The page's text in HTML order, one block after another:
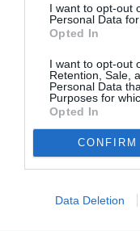
I want to opt-out
Personal Data
Opted In
I want to opt-out
Retention, Sale,
Personal Data
Purposes for
Opted In
CONFIRM
Data Deletion
Εθνικό Θέατρο
Η Ταράτσα του
Φοίβου:
in the City στο
Θέατρο Άλσος